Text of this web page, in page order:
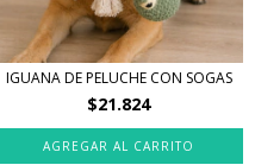
IGUANA DE PELUCHE CON SOGAS
$21.824